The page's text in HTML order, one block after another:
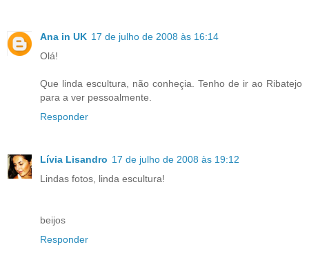
Ana in UK 17 de julho de 2008 às 16:14
Olá!
Que linda escultura, não conheçia. Tenho de ir ao Ribatejo
para a ver pessoalmente.
Responder
Lívia Lisandro 17 de julho de 2008 às 19:12
Lindas fotos, linda escultura!
beijos
Responder